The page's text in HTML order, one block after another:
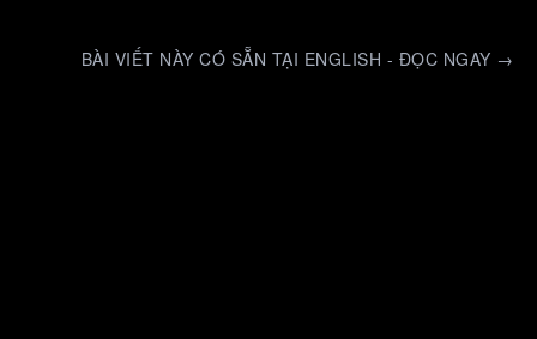
BÀI VIẾT NÀY CÓ SẴN TẠI ENGLISH - ĐỌC NGAY →